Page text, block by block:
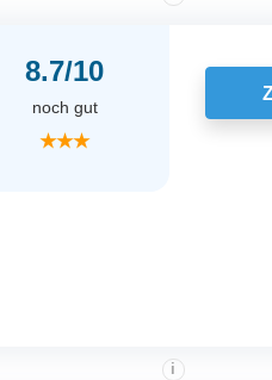
8.7/10
noch gut
★★★
i